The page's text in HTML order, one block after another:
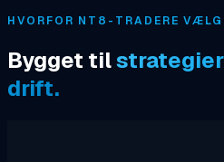
HVORFOR NT8-TRADERE
Bygget til
drift.